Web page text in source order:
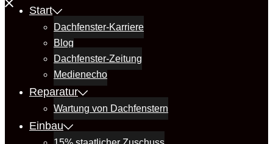
Start
Dachfenster-Karriere
Blog
Dachfenster-Zeitung
Medienecho
Reparatur
Wartung von Dachfenstern
Einbau